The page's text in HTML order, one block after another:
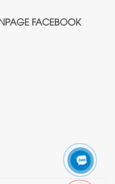
FACEBOOK